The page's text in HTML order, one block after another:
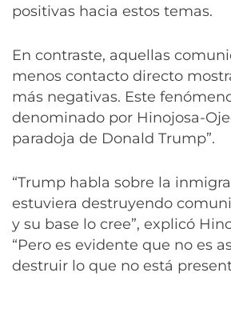
positivas hacia estos temas.
En contraste, aquellas
menos contacto directo
más negativas. Este
denominado por Hinojosa-
paradoja de Donald Trump”.
“Trump habla sobre la
estuviera destruyendo
y su base lo cree”, explicó
“Pero es evidente que no es
destruir lo que no está